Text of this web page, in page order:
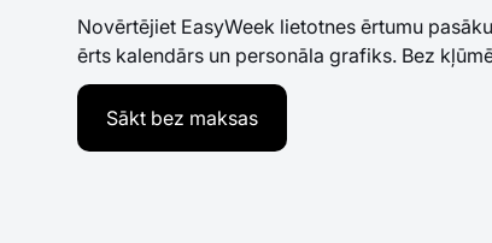
Novērtējiet EasyWeek lietotnes ērtumu
ērts kalendārs un personāla grafiks. Bez
Sākt bez maksas